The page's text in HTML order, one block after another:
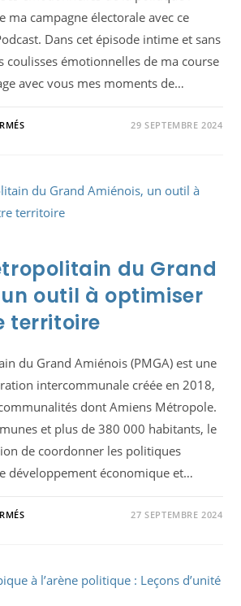
QUI
BAFOUE
LES
RÈGLES
DE
NOTRE
RÉPUBLIQUE
ma campagne électorale avec ce
Dans cet épisode intime et sans
coulisses émotionnelles de ma course
avec vous mes moments de…
SUR
PODCAST
EST
EN
LIGNE
29 SEPTEMBRE 2024
du Grand
outil à optimiser
territoire
du Grand Amiénois (PMGA) est une
intercommunale créée en 2018,
dont Amiens Métropole.
et plus de 380 000 habitants, le
de coordonner les politiques
développement économique et…
SUR
AMIÉNOIS,
UN
27 SEPTEMBRE 2024